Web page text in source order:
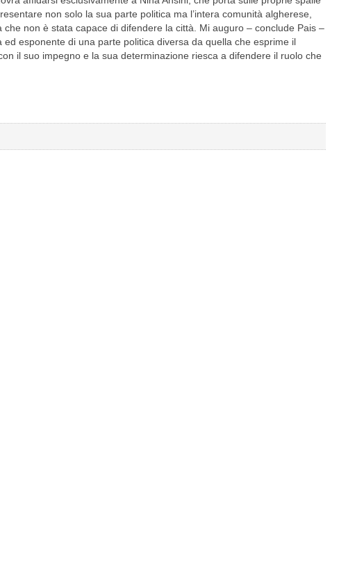
non solo la sua parte politica ma l’intera comunità algherese,
che non è stata capace di difendere la città. Mi auguro – conclude Pais –
ed esponente di una parte politica diversa da quella che esprime il
il suo impegno e la sua determinazione riesca a difendere il ruolo che